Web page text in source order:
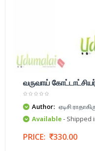
வருவாய்
Author: ஏடிசி
Available- Shipped
PRICE: 330.00